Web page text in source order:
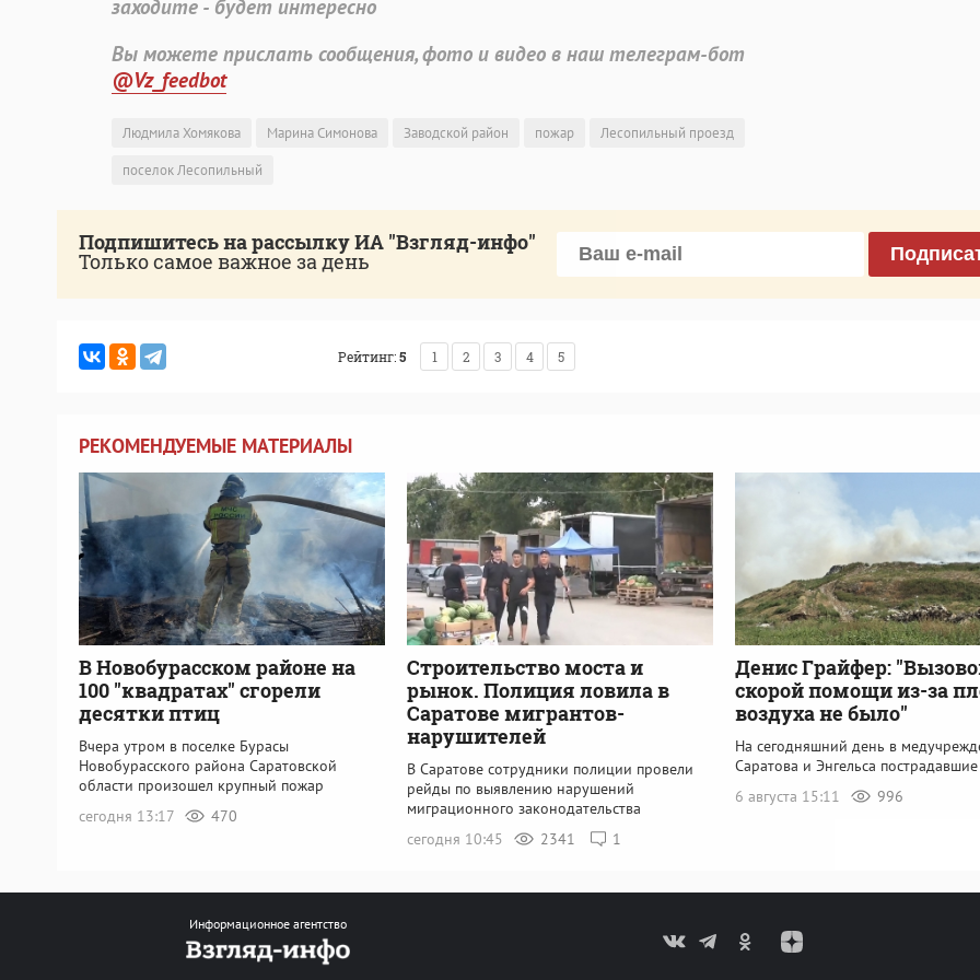
заходите - будет интересно
Вы можете прислать сообщения, фото и видео в наш телеграм-бот
@Vz_feedbot
Людмила Хомякова Марина Симонова Заводской район пожар
Лесопильный проезд
поселок Лесопильный
Подпишитесь на рассылку ИА "Взгляд-инфо"
Только самое важное за день
Рейтинг:5 1 2 3 4 5
РЕКОМЕНДУЕМЫЕ МАТЕРИАЛЫ
В Новобурасском районе на
100 "квадратах" сгорели
десятки птиц
Вчера утром в поселке Бурасы
Новобурасского района Саратовской
области произошел крупный пожар
сегодня 13:17
470
Строительство моста и
рынок. Полиция ловила в
Саратове мигрантов-
нарушителей
В Саратове сотрудники полиции провели
рейды по выявлению нарушений
миграционного законодательства
сегодня 10:45
2341 1
Денис Грайфер:
скорой помощи из-за
воздуха не было"
На сегодняшний день в
Саратова и Энгельса
6 августа 15:11
996
Информационное агентство